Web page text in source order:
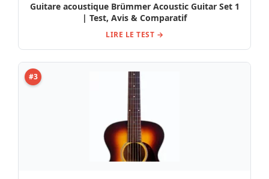
Guitare acoustique Brümmer Acoustic Guitar Set 1
| Test, Avis & Comparatif
LIRE LE TEST →
#3